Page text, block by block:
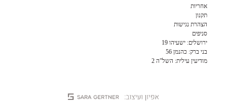
אחריות
תקנון
הצהרת נגישות
סניפים
ירושלים: ישעיהו 19
בני ברק: כהנמן 56
מודיעין עילית: השל”ה 2